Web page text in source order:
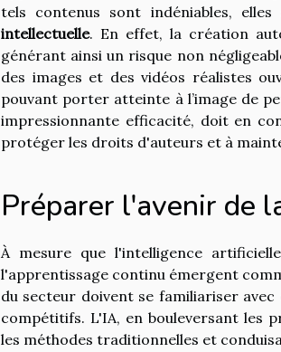
tels contenus sont indéniables,
intellectuelle. En effet, la création
générant ainsi un risque non
des images et des vidéos réalistes
pouvant porter atteinte à l’image de
impressionnante efficacité, doit en
protéger les droits d'auteurs et à
Préparer l'avenir de
À mesure que l'intelligence
l'apprentissage continu émergent
du secteur doivent se familiariser
compétitifs. L'IA, en bouleversant les
les méthodes traditionnelles et